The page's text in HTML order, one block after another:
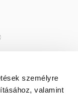
személyre
valamint